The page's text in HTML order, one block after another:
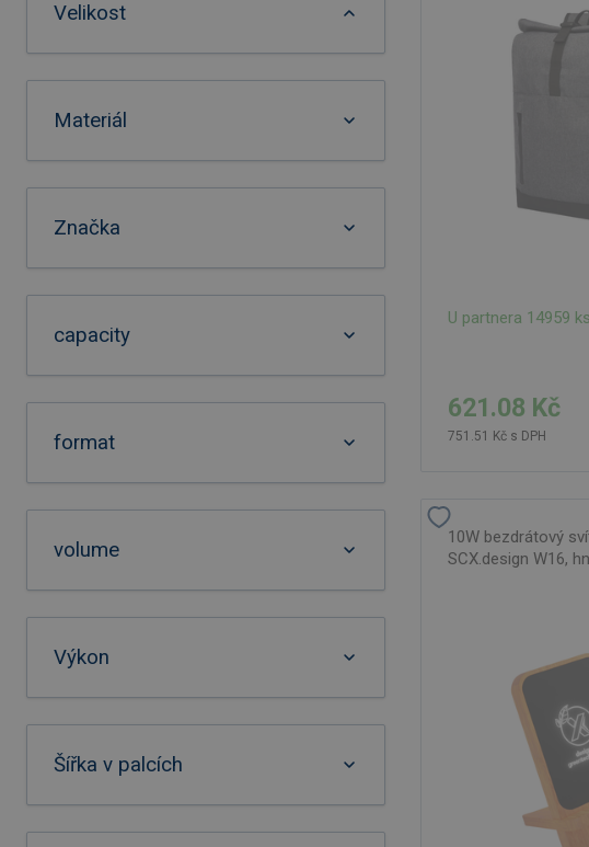
Velikost
Materiál
Značka
capacity
format
volume
Výkon
Šířka v palcích
U partnera 14959 ks
621.08 Kč
751.51 Kč s DPH
10W bezdrátový
SCX.design W16,